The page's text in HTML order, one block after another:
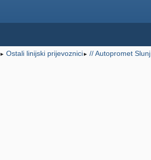
► Ostali linijski prijevoznici► // Autopromet Slunj